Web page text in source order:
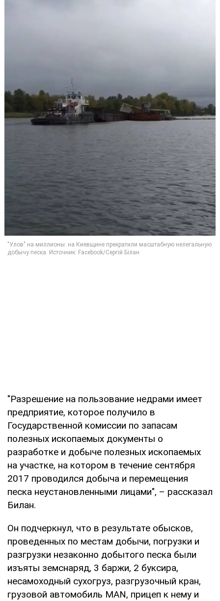
"Разрешение на пользование недрами имеет
предприятие, которое получило в
Государственной комиссии по запасам
полезных ископаемых документы о
разработке и добыче полезных ископаемых
на участке, на котором в течение сентября
2017 проводился добыча и перемещения
песка неустановленными лицами", – рассказал
Билан.
Он подчеркнул, что в результате обысков,
проведенных по местам добычи, погрузки и
разгрузки незаконно добытого песка были
изъяты земснаряд, 3 баржи, 2 буксира,
несамоходный сухогруз, разгрузочный кран,
грузовой автомобиль МАN, прицеп к нему и